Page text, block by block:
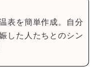
表を簡単作成。自分
した人たちとのシン